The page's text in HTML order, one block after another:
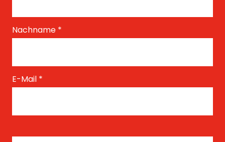
Nachname *
E-Mail *